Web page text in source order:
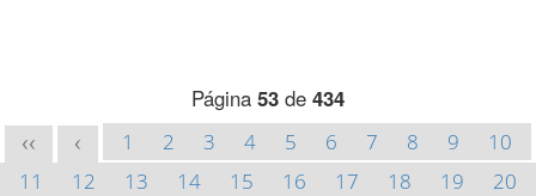
Página 53 de 434
<< < 1 2 3 4 5 6 7 8 9
10
11
12 13 14 15 16 17 18 19
20